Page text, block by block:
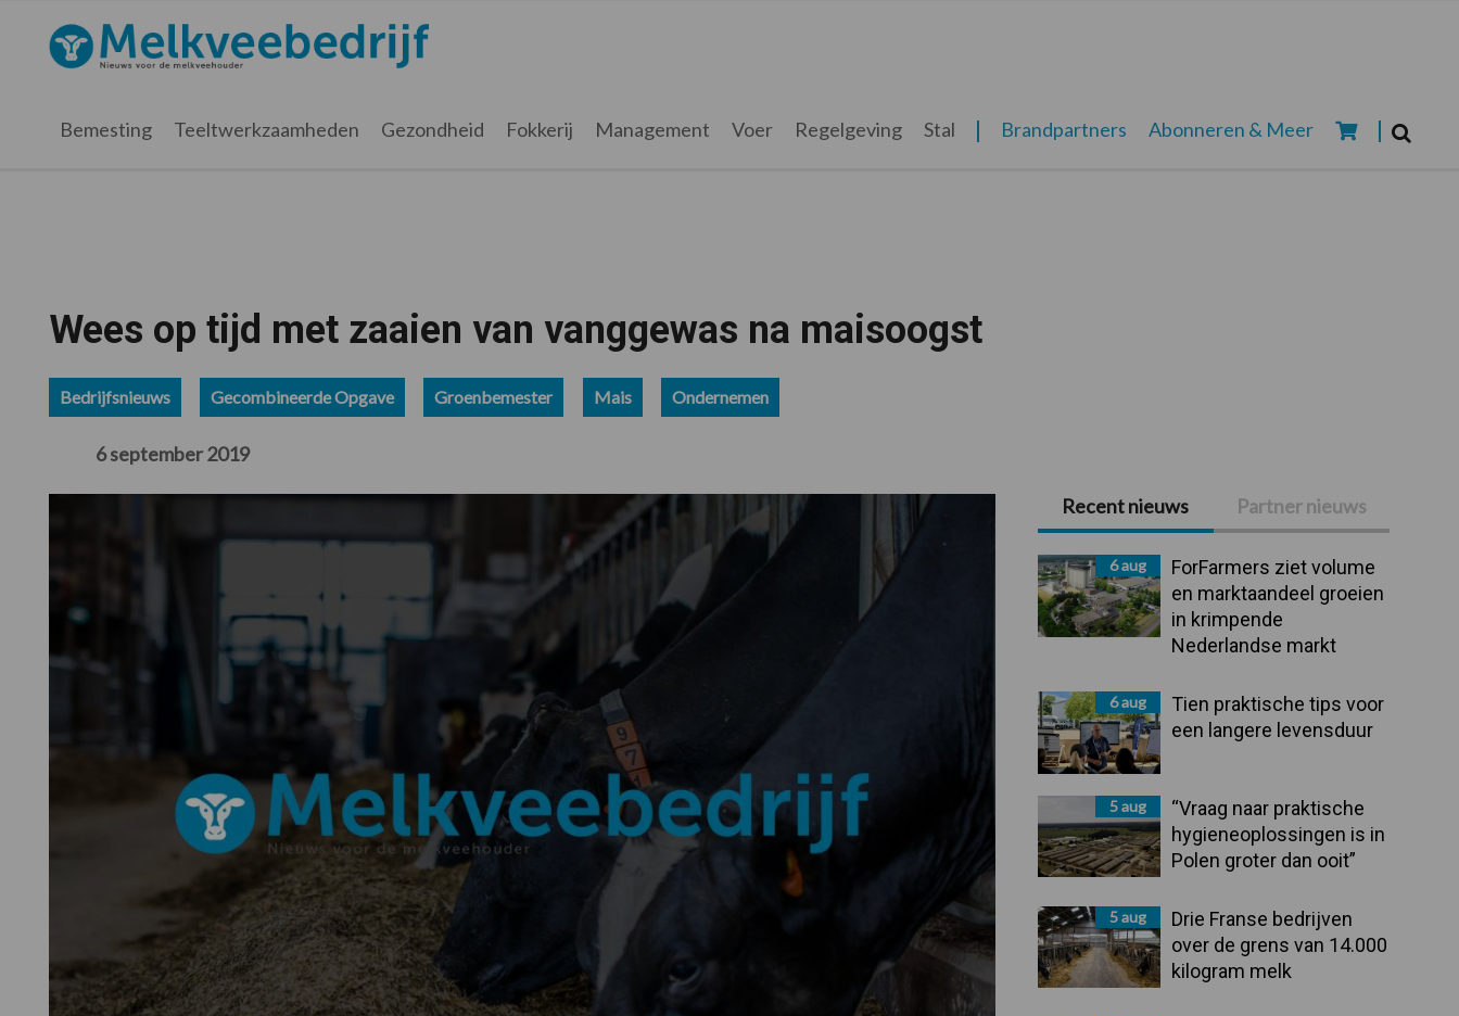
hoofdnavigatie
hoofd
eerste
voettekst
Melkveebedrijf.nl
Bemesting Teeltwerkzaamheden Gezondheid Fokkerij Management Voer Regelgeving Stal Brandpartners Abonneren & Meer
Wees op tijd met zaaien van vanggewas na maisoogst
Bedrijfsnieuws Gecombineerde Opgave Groenbemester Mais Ondernemen
6 september 2019
Primaire
Sidebar
Recent nieuws Partner nieuws
6 aug
ForFarmers ziet volume
en marktaandeel groeien
in krimpende
Nederlandse markt
6 aug
Tien praktische tips voor
een langere levensduur
5 aug
“Vraag naar praktische
hygieneoplossingen is in
Polen groter dan ooit”
5 aug
Drie Franse bedrijven
over de grens van 14.000
kilogram melk